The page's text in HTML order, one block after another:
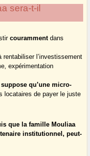
sera-t-il
courammentdans
l’investissement
expérimentation
qu’une micro-
locataires de payer le juste
que la famille Mouliaa
institutionnel, peut-